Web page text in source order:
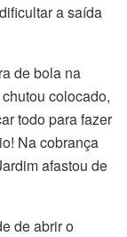
a saída
de bola na
colocado,
todo para fazer
Na cobrança
afastou de
de abrir o